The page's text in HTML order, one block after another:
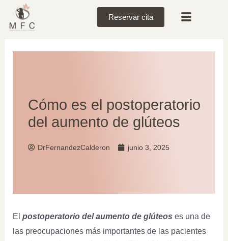
Reservar cita
Cómo es el postoperatorio
del aumento de glúteos
DrFernandezCalderon junio 3, 2025
El postoperatorio del aumento de glúteos es una de
las preocupaciones más importantes de las pacientes